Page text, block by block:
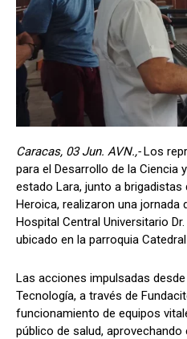
Caracas, 03 Jun. AVN.,-Los
para el Desarrollo de la Ciencia
estado Lara, junto a brigadistas
Heroica, realizaron una jornada
Hospital Central Universitario
ubicado en la parroquia
Las acciones impulsadas
Tecnología, a través de
funcionamiento de equipos
público de salud,